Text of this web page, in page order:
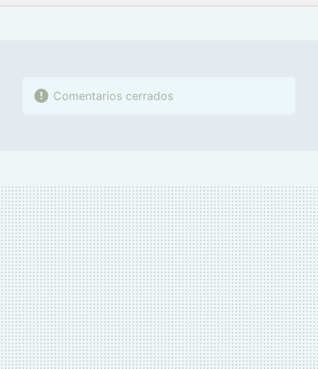
FACEBOOK
TWITTERFLIPBOARD
E-
WHATSAPP
Comentarios cerrados